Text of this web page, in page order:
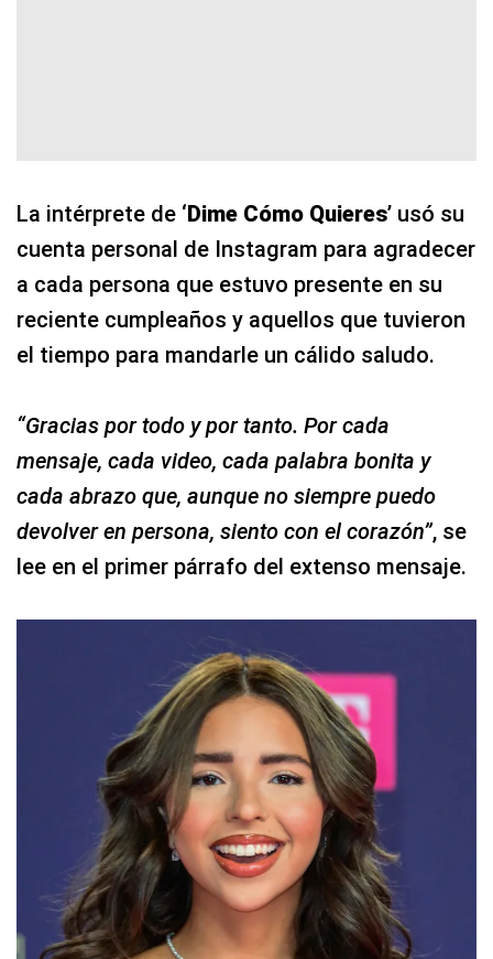
La intérprete de ‘Dime Cómo Quieres’ usó su
cuenta personal de Instagram para agradecer
a cada persona que estuvo presente en su
reciente cumpleaños y aquellos que tuvieron
el tiempo para mandarle un cálido saludo.
“Gracias por todo y por tanto. Por cada
mensaje, cada video, cada palabra bonita y
cada abrazo que, aunque no siempre puedo
devolver en persona, siento con el corazón”, se
lee en el primer párrafo del extenso mensaje.